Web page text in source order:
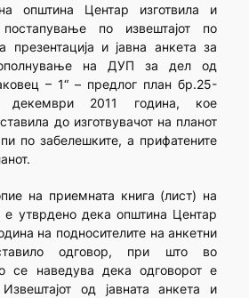
општина Центар изготвила и
по извештајот по
презентација и јавна анкета за
на ДУП за дел од
– 1“ – предлог план бр.25-
2011 година, кое
до изготвувачот на планот
по забелешките, а прифатените
на приемната книга (лист) на
утврдено дека општина Центар
на подносителите на анкетни
одговор, при што во
се наведува дека одговорот е
од јавната анкета и